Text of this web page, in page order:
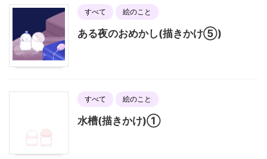
すべて 絵のこと
ある夜のおめかし(描きかけ⑤)
すべて 絵のこと
水槽(描きかけ)①